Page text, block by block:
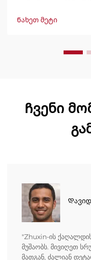
მსოფლიოში ნდობით
მარტივად მართვის და
Ნახეთ მეტი
Ჩვენი
"Zhuxin-ის
მუშაობს. მივიღეთ
მათგან, ძალიან